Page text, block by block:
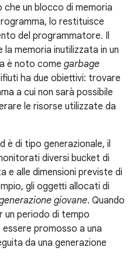
un blocco di memoria
lo restituisce
del programmatore. Il
memoria inutilizzata in un
è noto come garbage
ha due obiettivi: trovare
a cui non sarà possibile
le risorse utilizzate da
è di tipo generazionale, il
diversi bucket di
e alle dimensioni previste di
gli oggetti allocati di
giovane. Quando
un periodo di tempo
promosso a una
da una generazione